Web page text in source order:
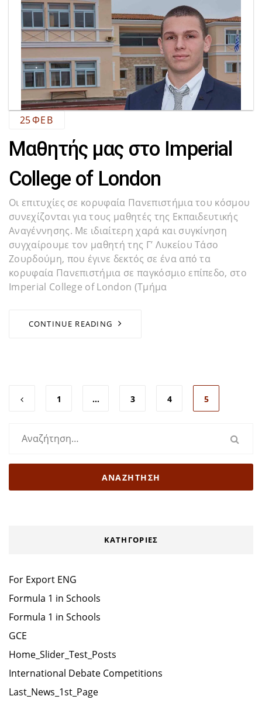
25ΦΕΒ
Μαθητής μας στο Imperial
College of London
Οι επιτυχίες σε κορυφαία Πανεπιστήμια του κόσμου
συνεχίζονται για τους μαθητές της Εκπαιδευτικής
Αναγέννησης. Με ιδιαίτερη χαρά και συγκίνηση
συγχαίρουμε τον μαθητή της Γ’ Λυκείου Τάσο
Ζουρδούμη, που έγινε δεκτός σε ένα από τα
κορυφαία Πανεπιστήμια σε παγκόσμιο επίπεδο, στο
Imperial College of London (Τμήμα
CONTINUE READING
1 … 3 4 5
για:
KΑΤΗΓΟΡΊΕΣ
For Export ENG
Formula 1 in Schools
Formula 1 in Schools
GCE
Home_Slider_Test_Posts
International Debate Competitions
Last_News_1st_Page